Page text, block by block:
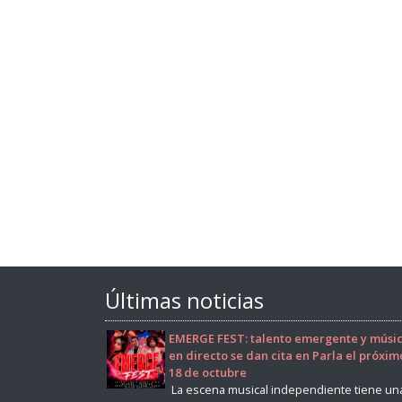
Últimas noticias
EMERGE FEST: talento emergente y
en directo se dan cita en Parla el
18 de octubre
La escena musical independiente tiene